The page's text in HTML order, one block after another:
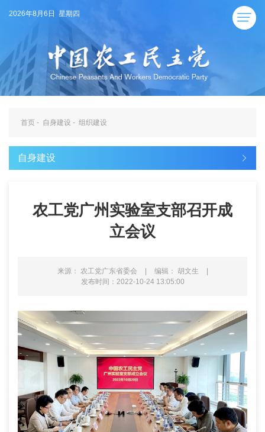
2026年8月6日 星期四
首页 - 自身建设 - 组织建设
自身建设
农工党广州实验室支部召开成
立会议
来源： 农工党广东省委会 | 编辑： 胡文生
|
发布时间：2022-10-24 13:05:00